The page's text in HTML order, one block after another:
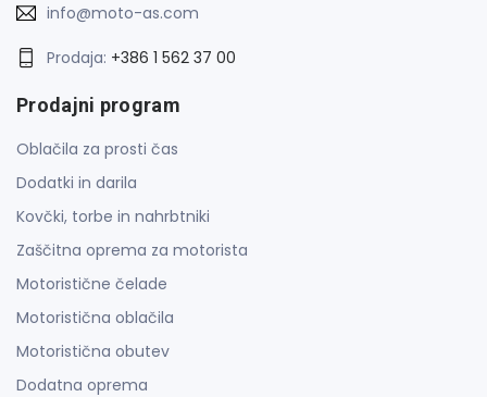
info@moto-as.com
Prodaja: +386 1 562 37 00
Prodajni program
Oblačila za prosti čas
Dodatki in darila
Kovčki, torbe in nahrbtniki
Zaščitna oprema za motorista
Motoristične čelade
Motoristična oblačila
Motoristična obutev
Dodatna oprema